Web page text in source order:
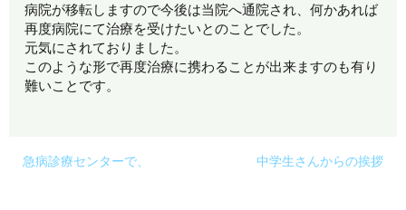
病院が移転しますので今後は当院へ通院され、何かあれば
再度病院にて治療を受けたいとのことでした。
元気にされておりました。
このような形で再度治療に携わることが出来ますのも有り
難いことです。
急病診療センターで、 中学生さんからの挨拶